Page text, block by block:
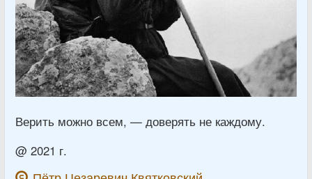
Верить можно всем, — доверять не каждому.
@ 2021 г.